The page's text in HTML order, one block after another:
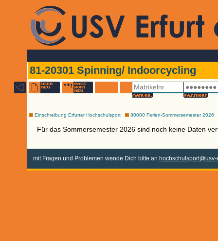
81-20301 Spinning/ Indoorcycling
Einschreibung Erfurter Hochschulsport 80000 Ferien-Sommersemester 2026
Für das Sommersemester 2026 sind noch keine Daten
mit Fragen und Problemen wende Dich bitte an